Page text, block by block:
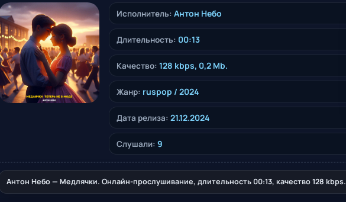
Исполнитель: Антон Небо
Длительность: 00:13
Качество: 128 kbps, 0,2 Mb.
Жанр: ruspop / 2024
Дата релиза: 21.12.2024
Слушали: 9
Антон Небо — Медлячки. Онлайн-прослушивание, длительность 00:13, качество 128 kbps.